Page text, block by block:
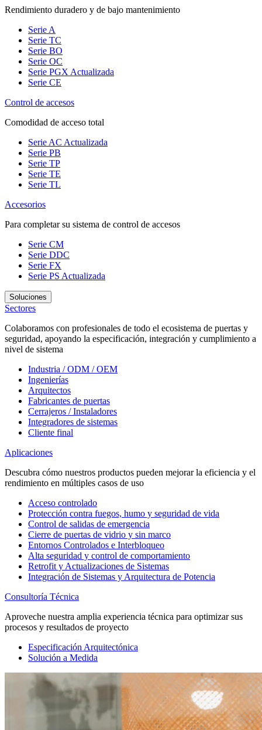
Rendimiento duradero y de bajo mantenimiento
Serie A
Serie TC
Serie BO
Serie OC
Serie PGX Actualizada
Serie CE
Control de accesos
Comodidad de acceso total
Serie AC Actualizada
Serie PB
Serie TP
Serie TE
Serie TL
Accesorios
Para completar su sistema de control de accesos
Serie CM
Serie DDC
Serie FX
Serie PS Actualizada
Soluciones
Sectores
Colaboramos con profesionales de todo el ecosistema de puertas y
seguridad, apoyando la especificación, integración y cumplimiento a
nivel de sistema
Industria / ODM / OEM
Ingenierías
Arquitectos
Fabricantes de puertas
Cerrajeros / Instaladores
Integradores de sistemas
Cliente final
Aplicaciones
Descubra cómo nuestros productos pueden mejorar la eficiencia y el
rendimiento en múltiples casos de uso
Acceso controlado
Protección contra fuegos, humo y seguridad de vida
Control de salidas de emergencia
Cierre de puertas de vidrio y sin marco
Entornos Controlados e Interbloqueo
Alta seguridad y control de comportamiento
Retrofit y Actualizaciones de Sistemas
Integración de Sistemas y Arquitectura de Potencia
Consultoría Técnica
Aproveche nuestra amplia experiencia técnica para optimizar sus
procesos y resultados de proyecto
Especificación Arquitectónica
Solución a Medida